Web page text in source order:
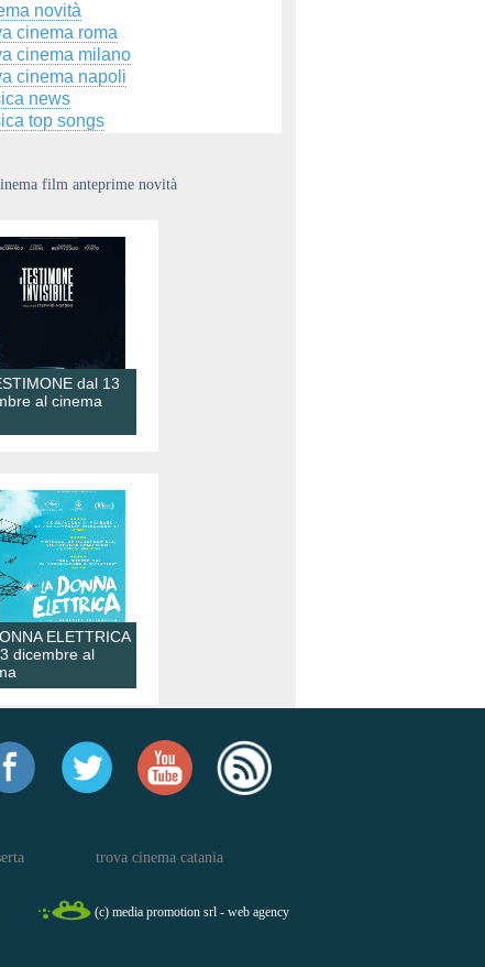
novità
cinema roma
cinema milano
cinema napoli
news
top songs
film anteprime novità
dal 13
al cinema
ELETTRICA
dicembre al
trova cinema catania
(c) media promotion srl - web agency